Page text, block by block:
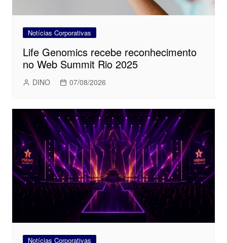
Notícias Corporativas
Life Genomics recebe reconhecimento
no Web Summit Rio 2025
DINO 07/08/2026
Notícias Corporativas